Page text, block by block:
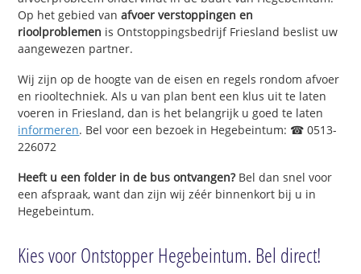
Op het gebied vanafvoer verstoppingen en
rioolproblemen is Ontstoppingsbedrijf Friesland beslist uw
aangewezen partner.
Wij zijn op de hoogte van de eisen en regels rondom afvoer
en riooltechniek. Als u van plan bent een klus uit te laten
voeren in Friesland, dan is het belangrijk u goed te laten
informeren. Bel voor een bezoek in Hegebeintum: ☎ 0513-
226072
Heeft u een folder in de bus ontvangen?Bel dan snel voor
een afspraak, want dan zijn wij zéér binnenkort bij u in
Hegebeintum.
Kies voor Ontstopper Hegebeintum. Bel direct!